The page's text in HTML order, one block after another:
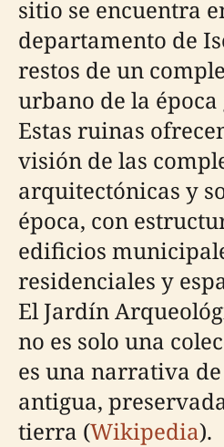
sitio se encuentra
departamento de
restos de un
urbano de la
Estas ruinas
visión de las
arquitectónicas y
época, con
edificios
residenciales y
El Jardín
no es solo una
es una narrativa
antigua,
tierra (Wikipedia).